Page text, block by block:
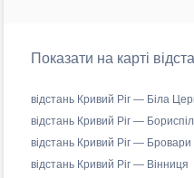
Показати на карті
відстань Кривий Ріг — Біла
відстань Кривий Ріг —
відстань Кривий Ріг — Бровари
відстань Кривий Ріг — Вінниця